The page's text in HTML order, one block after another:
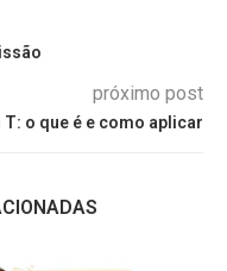
próximo post
T: o que é e como aplicar